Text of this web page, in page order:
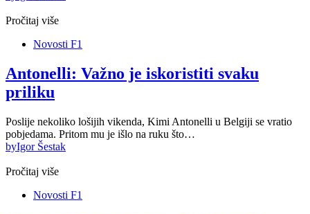
Pročitaj više
Novosti F1
Antonelli: Važno je iskoristiti svaku
priliku
Poslije nekoliko lošijih vikenda, Kimi Antonelli u Belgiji se vratio
pobjedama. Pritom mu je išlo na ruku što…
byIgor Šestak
Pročitaj više
Novosti F1